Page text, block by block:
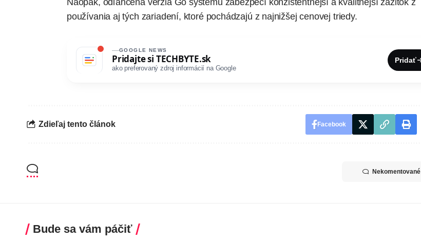
používania aj tých zariadení, ktoré pochádzajú z najnižšej cenovej triedy.
GOOGLE NEWS
Pridajte si TECHBYTE.sk
ako preferovaný zdroj informácií na Google
Pridať
Zdieľaj tento článok Facebook
Nekomentované
Bude sa vám páčiť